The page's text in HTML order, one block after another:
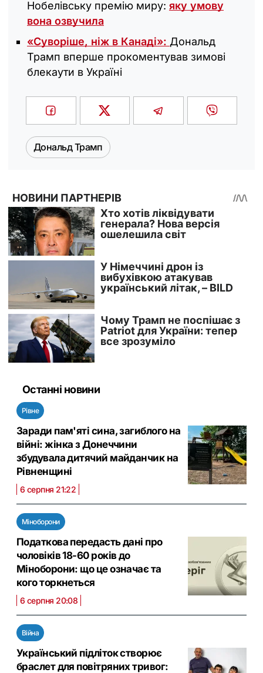
Нобелівську премію миру: яку умову
вона озвучила
«Суворіше, ніж в Канаді»: Дональд
Трамп вперше прокоментував зимові
блекаути в Україні
Дональд Трамп
Останні новини
Рівне
Заради пам'яті сина, загиблого на
війні: жінка з Донеччини
збудувала дитячий майданчик на
Рівненщині
6 серпня 21:22
Міноборони
Податкова передасть дані про
чоловіків 18-60 років до
Міноборони: що це означає та
кого торкнеться
6 серпня 20:08
Війна
Український підліток створює
браслет для повітряних тривог: